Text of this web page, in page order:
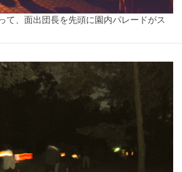
て、面出団長を先頭に園内パレードがス